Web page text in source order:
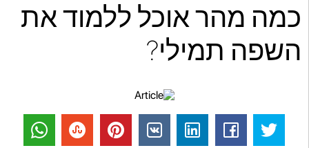
כמה מהר אוכל ללמוד את
השפה תמילי?